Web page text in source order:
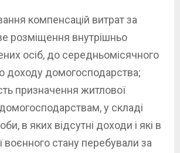
компенсацій витрат за
розміщення внутрішньо
осіб, до середньомісячного
доходу домогосподарства;
призначення житлової
у складі
в яких відсутні доходи і які в
воєнного стану перебували за